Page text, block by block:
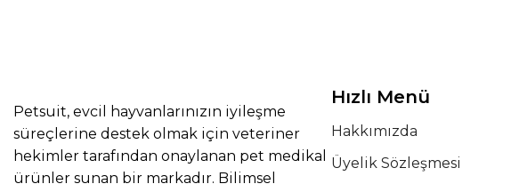
Petsuit, evcil hayvanlarınızın iyileşme
süreçlerine destek olmak için veteriner
hekimler tarafından onaylanan pet medikal
ürünler sunan bir markadır. Bilimsel
Hızlı Menü
Hakkımızda
Üyelik Sözleşmesi